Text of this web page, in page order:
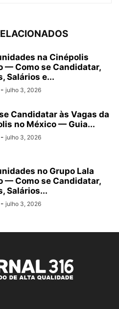
na Cinépolis
— Como se Candidatar,
Salários e...
- julho 3, 2026
Candidatar às Vagas da
no México — Guia...
- julho 3, 2026
no Grupo Lala
— Como se Candidatar,
Salários...
- julho 3, 2026